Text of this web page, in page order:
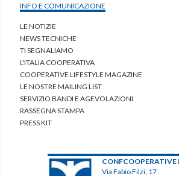
INFO E COMUNICAZIONE
LE NOTIZIE
NEWS TECNICHE
TI SEGNALIAMO
L'ITALIA COOPERATIVA
COOPERATIVE LIFESTYLE MAGAZINE
LE NOSTRE MAILING LIST
SERVIZIO BANDI E AGEVOLAZIONI
RASSEGNA STAMPA
PRESS KIT
CONFCOOPERATIVE
Via Fabio Filzi, 17